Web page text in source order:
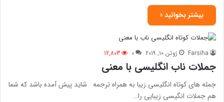
بیشتر بخوانید »
Farsiha ژوئن 10, 2019 0
12,803
جملات ناب انگلیسی با معنی
جمله های کوتاه انگلیسی زیبا به همراه ترجمه شاید پیش آمده باشد که شما
هم جملات انگیسی زیبایی را…